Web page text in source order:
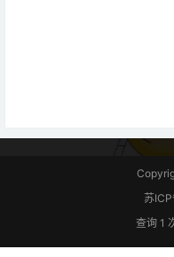
苏
查询 1